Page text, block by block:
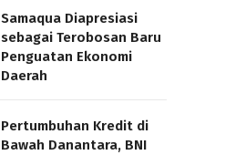
Samaqua Diapresiasi
sebagai Terobosan Baru
Penguatan Ekonomi
Daerah
Pertumbuhan Kredit di
Bawah Danantara, BNI